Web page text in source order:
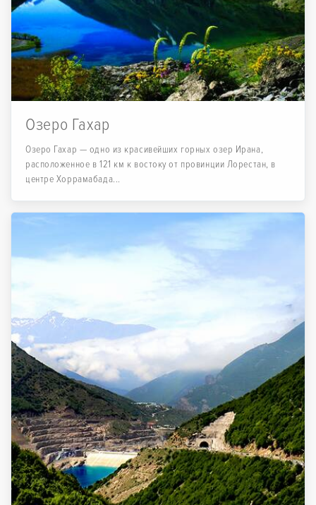
Озеро Гахар
Озеро Гахар — одно из красивейших горных озер Ирана,
расположенное в 121 км к востоку от провинции Лорестан, в
центре Хоррамабада...